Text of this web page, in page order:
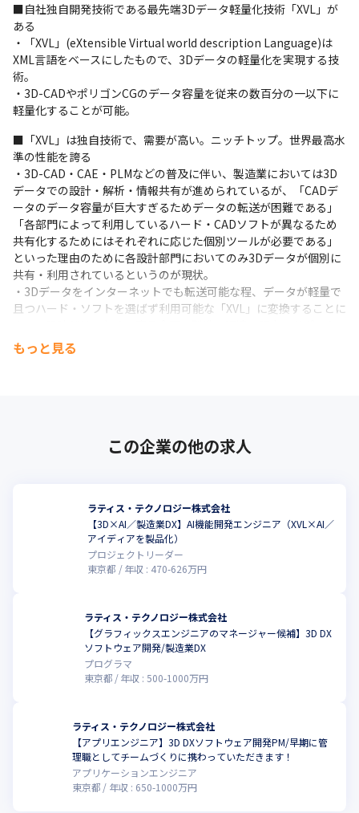
■自社独自開発技術である最先端3Dデータ軽量化技術「XVL」が
ある
・「XVL」(eXtensible Virtual world description Language)は
XML言語をベースにしたもので、3Dデータの軽量化を実現する技
術。
・3D-CADやポリゴンCGのデータ容量を従来の数百分の一以下に
軽量化することが可能。
■「XVL」は独自技術で、需要が高い。ニッチトップ。世界最高水
準の性能を誇る
・3D-CAD・CAE・PLMなどの普及に伴い、製造業においては3D
データでの設計・解析・情報共有が進められているが、「CADデ
ータのデータ容量が巨大すぎるためデータの転送が困難である」
「各部門によって利用しているハード・CADソフトが異なるため
共有化するためにはそれぞれに応じた個別ツールが必要である」
といった理由のために各設計部門においてのみ3Dデータが個別に
共有・利用されているというのが現状。
・3Dデータをインターネットでも転送可能な程、データが軽量で
且つハード・ソフトを選ばず利用可能な「XVL」に変換することに
など各部門で3Dデータ共有が実現できる。
・製造業だけでなく3Dカタログ等をWEBで使えるネット通販やゲ
な情報共有化をサポートしている
も視野に、グローバル展開を目指している。
もっと見る
この企業の他の求人
ラティス・テクノロジー株式会社
【3D×AI／製造業DX】AI機能開発エンジニア（XVL×AI／
アイディアを製品化）
プロジェクトリーダー
東京都
年収 : 470-626万円
ラティス・テクノロジー株式会社
【グラフィックスエンジニアのマネージャー候補】3D DX
ソフトウェア開発/製造業DX
プログラマ
東京都
年収 :500-1000万円
ラティス・テクノロジー株式会社
【アプリエンジニア】3D DXソフトウェア開発PM/早期に管
理職としてチームづくりに携わっていただきます！
アプリケーションエンジニア
東京都
年収 : 650-1000万円